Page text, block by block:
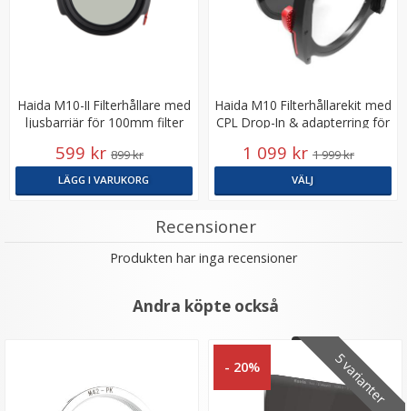
★★ ★★
LÄGG I VARUKORG
Haida M10-II Filterhållare med
ljusbarriär för 100mm filter
599 kr 899 kr
LÄGG I VARUKORG
Haida M10 Filterhållarekit med
CPL Drop-In & adapterring för
1 099 kr 1 999 kr
VÄLJ
Recensioner
Produkten har inga recensioner
Andra köpte också
5 varianter
- 20%